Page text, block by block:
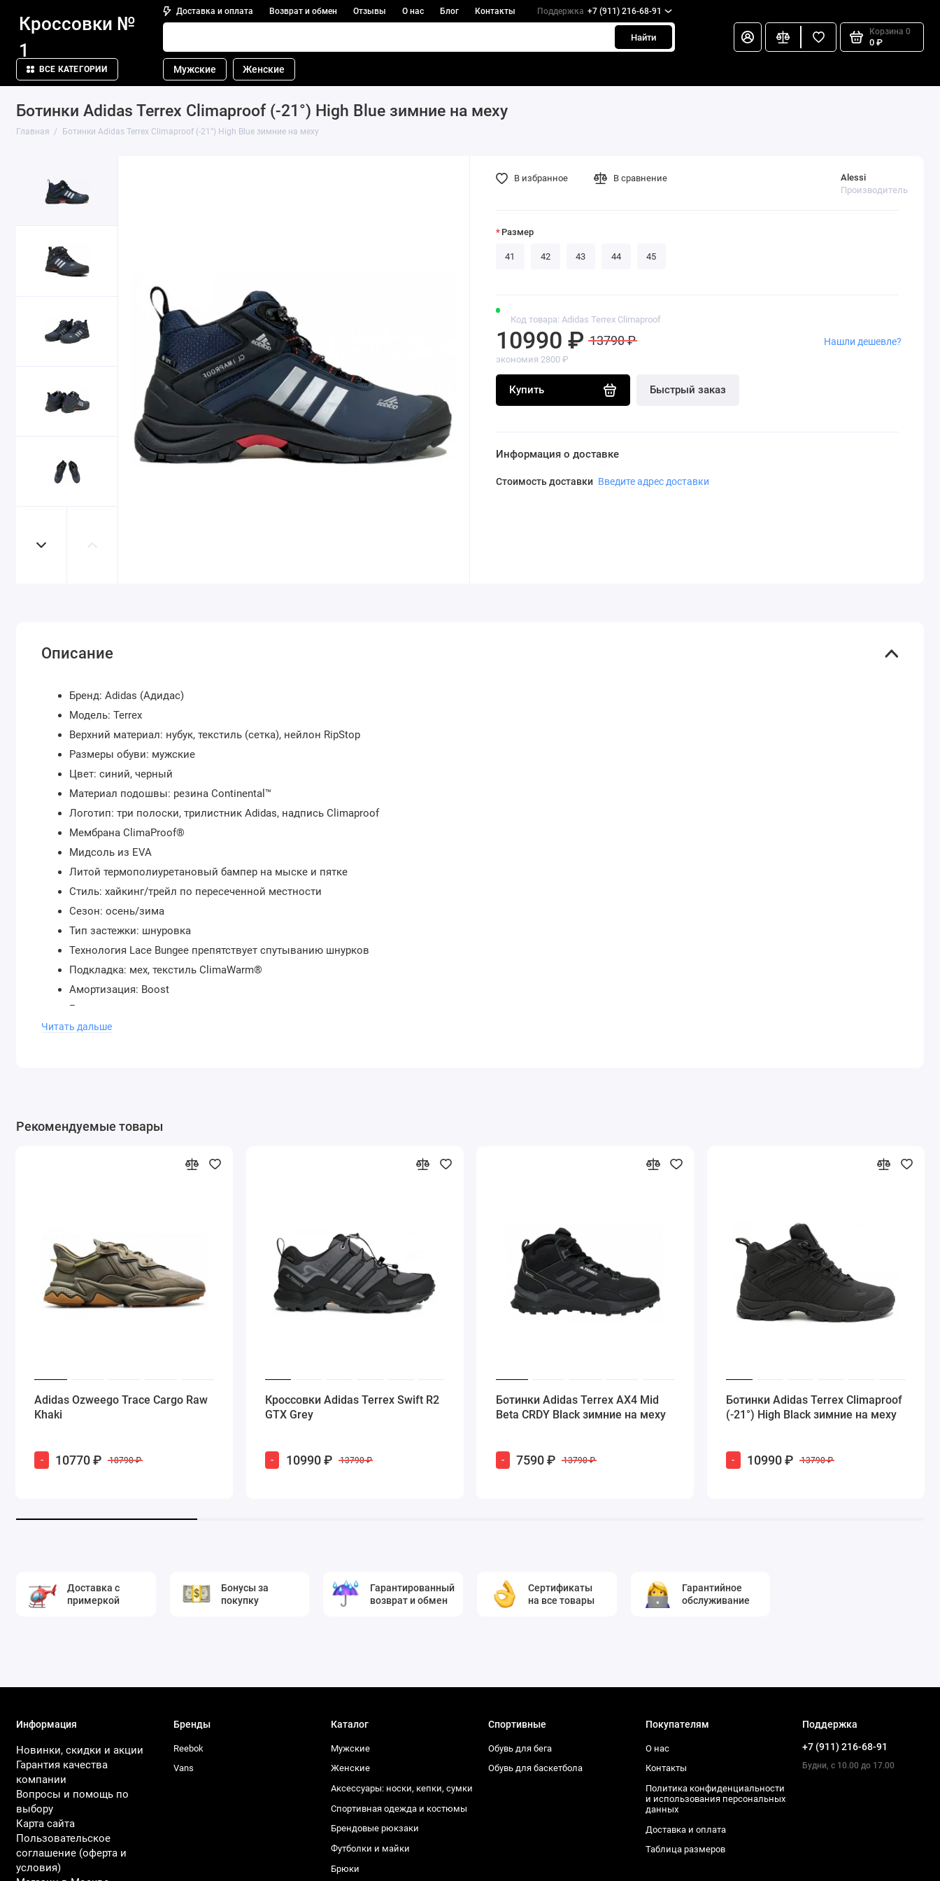
Доставка и оплата Возврат и обмен Отзывы О нас Блог Контакты Поддержка +7 (911) 216-68-91
Кроссовки №
1
Найти
Корзина 0
0 ₽
ВСЕ КАТЕГОРИИ Мужские Женские
Ботинки Adidas Terrex Climaproof (-21°) High Blue зимние на меху
Главная Ботинки Adidas Terrex Climaproof (-21°) High Blue зимние на меху
Код товара: Adidas Terrex Climaproof
Alessi
Производитель
10990 ₽ 13790 ₽
экономия 2800 ₽
Купить Быстрый заказ
Нашли дешевле?
В избранное В сравнение
Размер
41 42 43 44 45
Информация о доставке
Стоимость доставки Введите адрес доставки
Описание
Бренд: Adidas (Адидас)
Модель: Terrex
Верхний материал: нубук, текстиль (сетка), нейлон RipStop
Размеры обуви: мужские
Цвет: синий, черный
Материал подошвы: резина Continental™
Логотип: три полоски, трилистник Adidas, надпись Climaproof
Мембрана ClimaProof®
Мидсоль из EVA
Литой термополиуретановый бампер на мыске и пятке
Стиль: хайкинг/трейл по пересеченной местности
Сезон: осень/зима
Тип застежки: шнуровка
Технология Lace Bungee препятствует спутыванию шнурков
Подкладка: мех, текстиль ClimaWarm®
Амортизация: Boost
Беговые: да
Наличие в магазине: да
Читать дальше
Рекомендуемые товары
Adidas Ozweego Trace Cargo Raw
Khaki
- 10770 ₽ 18790 ₽
Кроссовки Adidas Terrex Swift R2
GTX Grey
- 10990 ₽ 13790 ₽
Ботинки Adidas Terrex AX4 Mid
Beta CRDY Black зимние на меху
- 7590 ₽ 13790 ₽
Ботинки Adidas Terrex Climaproof
(-21°) High Black зимние на меху
- 10990 ₽ 13790 ₽
Доставка с
примеркой
Бонусы за
покупку
Гарантированный
возврат и обмен
Сертификаты
на все товары
Гарантийное
обслуживание
Информация
Новинки, скидки и акции
Гарантия качества
компании
Вопросы и помощь по
выбору
Карта сайта
Пользовательское
соглашение (оферта и
условия)
Бренды
Reebok
Vans
Каталог
Мужские
Женские
Аксессуары: носки, кепки, сумки
Спортивная одежда и костюмы
Брендовые рюкзаки
Футболки и майки
Брюки
Спортивные
Обувь для бега
Обувь для баскетбола
Покупателям
О нас
Контакты
Политика конфиденциальности
и использования персональных
данных
Доставка и оплата
Таблица размеров
Поддержка
+7 (911) 216-68-91
Будни, с 10.00 до 17.00